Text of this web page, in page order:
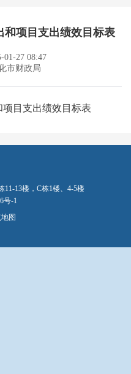
和项目支出绩效目标表
01-27 08:47
市财政局
目支出绩效目标表
11-13楼，C栋1楼、4-5楼
号-1
图